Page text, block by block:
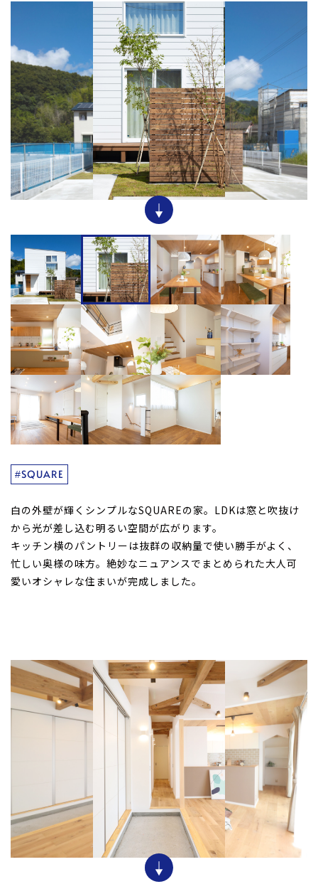
#SQUARE
白の外壁が輝くシンプルなSQUAREの家。LDKは窓と吹抜け
から光が差し込む明るい空間が広がります。
キッチン横のパントリーは抜群の収納量で使い勝手がよく、
忙しい奥様の味方。絶妙なニュアンスでまとめられた大人可
愛いオシャレな住まいが完成しました。